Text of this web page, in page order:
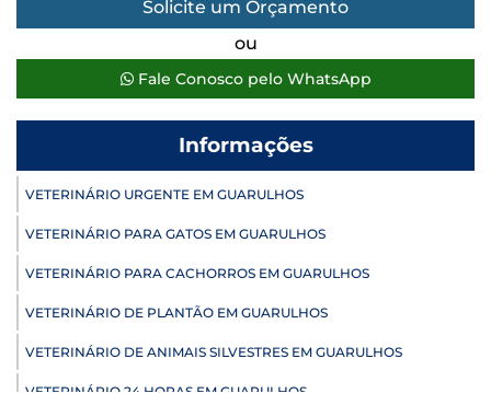
Solicite um Orçamento
ou
Fale Conosco pelo WhatsApp
Informações
VETERINÁRIO URGENTE EM GUARULHOS
VETERINÁRIO PARA GATOS EM GUARULHOS
VETERINÁRIO PARA CACHORROS EM GUARULHOS
VETERINÁRIO DE PLANTÃO EM GUARULHOS
VETERINÁRIO DE ANIMAIS SILVESTRES EM GUARULHOS
VETERINÁRIO 24 HORAS EM GUARULHOS